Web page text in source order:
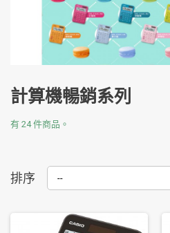
計算機暢銷系列
有 24 件商品。
排序